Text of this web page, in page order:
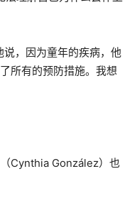
，因为童年的疾病，他
所有的预防措施。我想
Cynthia González）也